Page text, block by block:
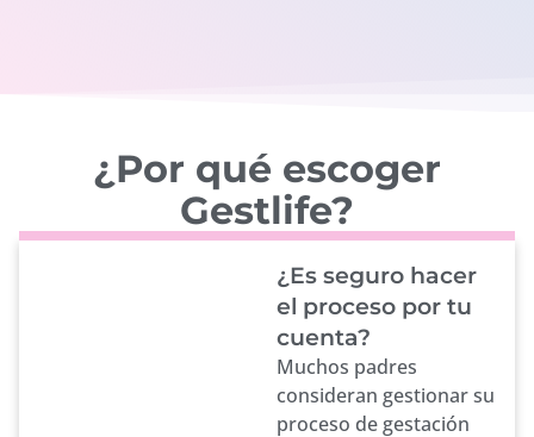
¿Por qué escoger
Gestlife?
¿Es seguro hacer
el proceso por tu
cuenta?
Muchos padres
consideran gestionar su
proceso de gestación